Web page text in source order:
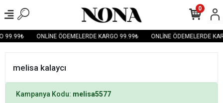
99.99₺ ONLİNE ÖDEMELERDE KARGO 99.99₺ ONLİNE ÖDEMELERDE
0
melisa kalaycı
Kampanya Kodu: melisa5577